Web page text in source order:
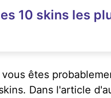
10 skins les
êtes
Dans l'article